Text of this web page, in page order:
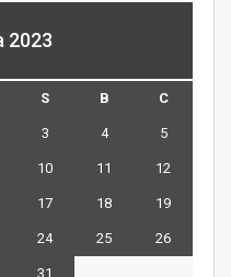
2023
S B C
3 4 5
10 11 12
17 18 19
24 25 26
31